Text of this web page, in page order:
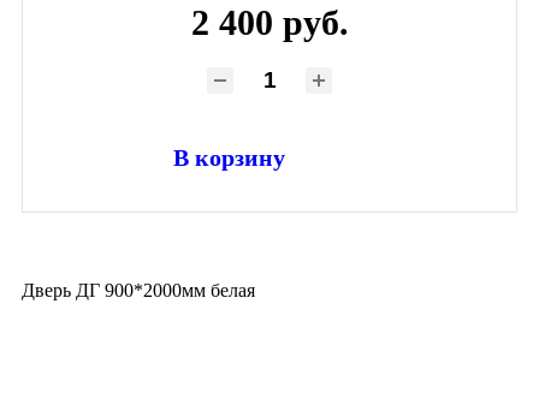
2 400 руб.
В корзину
Дверь ДГ 900*2000мм белая